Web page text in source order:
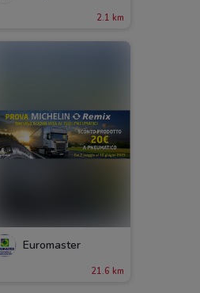
2.1 km
Euromaster
21.6 km